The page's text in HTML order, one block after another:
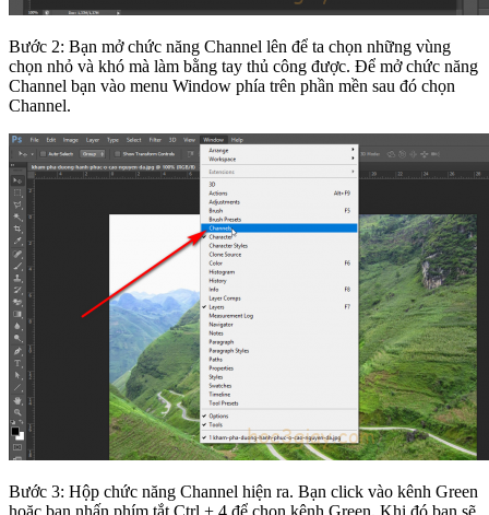
Bước 2: Bạn mở chức năng Channel lên để ta chọn những vùng
chọn nhỏ và khó mà làm bằng tay thủ công được. Để mở chức năng
Channel bạn vào menu Window phía trên phần mền sau đó chọn
Channel.
Bước 3: Hộp chức năng Channel hiện ra. Bạn click vào kênh Green